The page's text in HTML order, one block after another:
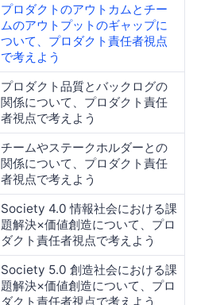
プロダクトのアウトカムとチー
ムのアウトプットのギャップに
ついて、プロダクト責任者視点
で考えよう
プロダクト品質とバックログの
関係について、プロダクト責任
者視点で考えよう
チームやステークホルダーとの
関係について、プロダクト責任
者視点で考えよう
Society 4.0 情報社会における課
題解決×価値創造について、プロ
ダクト責任者視点で考えよう
Society 5.0 創造社会における課
題解決×価値創造について、プロ
ダクト責任者視点で考えよう